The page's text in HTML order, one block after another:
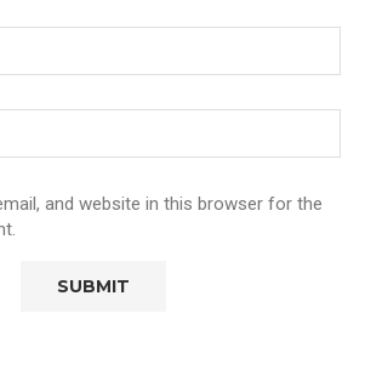
and website in this browser for the